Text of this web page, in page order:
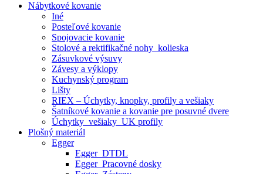
Nábytkové kovanie
Iné
Posteľové kovanie
Spojovacie kovanie
Stolové a rektifikačné nohy_kolieska
Zásuvkové výsuvy
Závesy a výklopy
Kuchynský program
Lišty
RIEX – Úchytky, knopky, profily a vešiaky
Šatníkové kovanie a kovanie pre posuvné dvere
Úchytky_vešiaky_UK profily
Plošný materiál
Egger
Egger_DTDL
Egger_Pracovné dosky